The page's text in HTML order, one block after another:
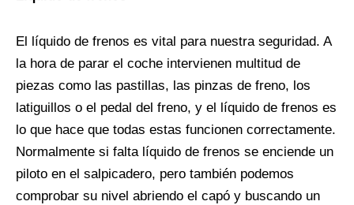
El líquido de frenos es vital para nuestra seguridad. A
la hora de parar el coche intervienen multitud de
piezas como las pastillas, las pinzas de freno, los
latiguillos o el pedal del freno, y el líquido de frenos es
lo que hace que todas estas funcionen correctamente.
Normalmente si falta líquido de frenos se enciende un
piloto en el salpicadero, pero también podemos
comprobar su nivel abriendo el capó y buscando un